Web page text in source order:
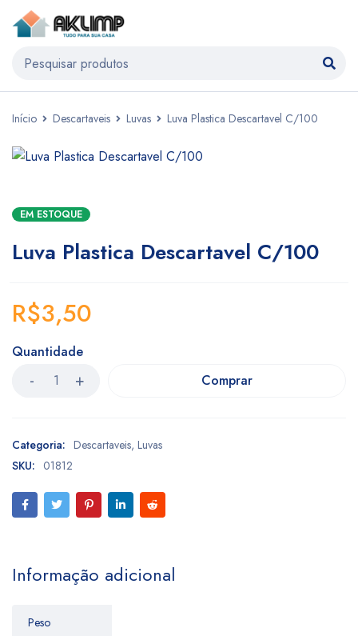
Início Descartaveis Luvas Luva Plastica Descartavel C/100
EM ESTOQUE
Luva Plastica Descartavel C/100
R$3,50
Quantidade
Comprar
Categoria: Descartaveis, Luvas
SKU: 01812
Informação adicional
Peso